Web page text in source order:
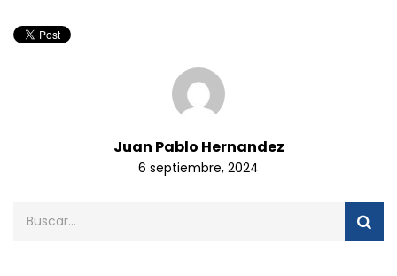
Juan Pablo Hernandez
6 septiembre, 2024